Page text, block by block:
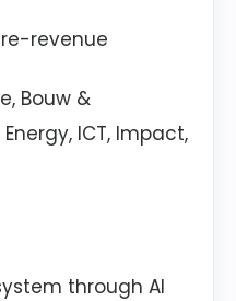
revenue
Bouw &
ICT, Impact,
through AI